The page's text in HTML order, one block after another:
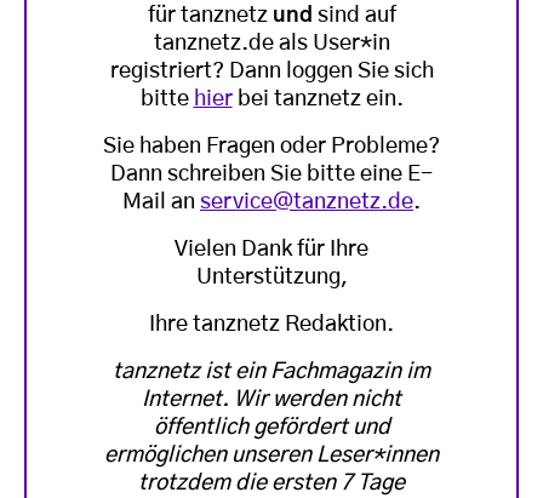
für tanznetz und sind auf
tanznetz.de als User*in
registriert? Dann loggen Sie sich
bitte hierbei tanznetz ein.
Sie haben Fragen oder Probleme?
Dann schreiben Sie bitte eine E-
Mail an service@tanznetz.de.
Vielen Dank für Ihre
Unterstützung,
Ihre tanznetz Redaktion.
tanznetz ist ein Fachmagazin im
Internet. Wir werden nicht
öffentlich gefördert und
ermöglichen unseren Leser*innen
trotzdem die ersten 7 Tage